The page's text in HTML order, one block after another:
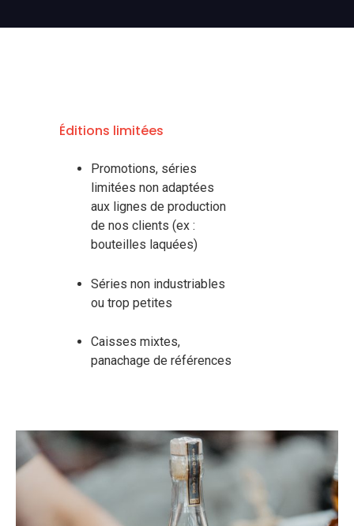
Éditions limitées
Promotions, séries
limitées non adaptées
aux lignes de production
de nos clients (ex :
bouteilles laquées)
Séries non industriables
ou trop petites
Caisses mixtes,
panachage de références